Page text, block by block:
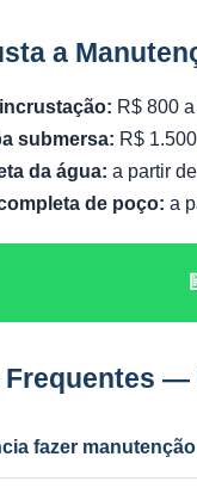
a
R$ 800
submersa: R$
da água: a partir
de poço: a
—
fazer
(agrícola/industrial)